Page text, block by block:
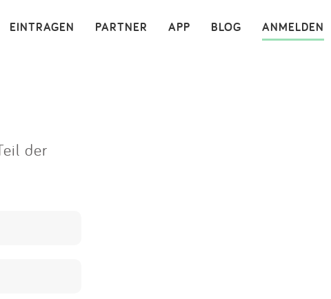
ANMELDEN
BLOG
APP
PARTNER
EINTRAGEN ×
der